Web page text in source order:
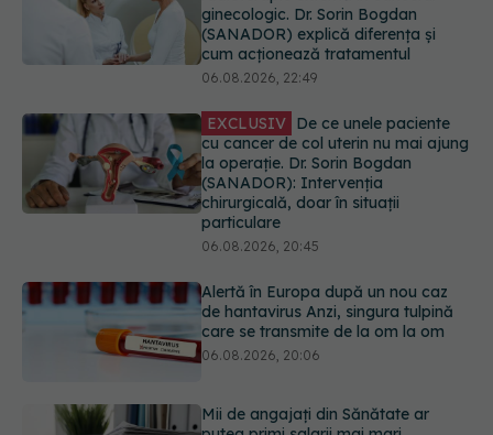
cum acționează tratamentul
06.08.2026, 22:49
cu cancer de col uterin nu mai ajung
la operație. Dr. Sorin Bogdan
(SANADOR): Intervenția
chirurgicală, doar în situații
particulare
06.08.2026, 20:45
de hantavirus Anzi, singura tulpină
care se transmite de la om la om
06.08.2026, 20:06
putea primi salarii mai mari.
Sindicatele cer schimbarea legii